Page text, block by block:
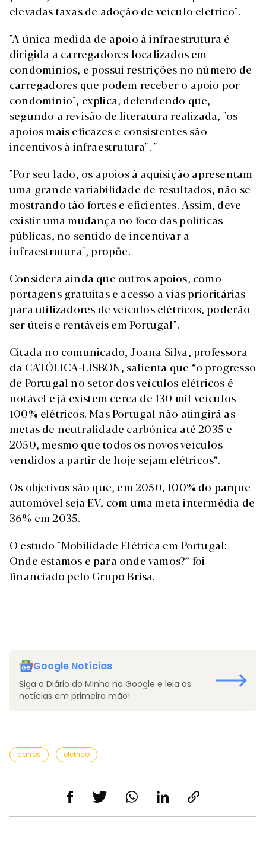
elevadas taxas de adoção de veículo elétrico".
"A única medida de apoio à infraestrutura é
dirigida a carregadores localizados em
condomínios, e possui restrições no número de
carregadores que podem receber o apoio por
condomínio", explica, defendendo que,
segundo a revisão de literatura realizada, "os
apoios mais eficazes e consistentes são
incentivos à infraestrutura". "
"Por seu lado, os apoios à aquisição apresentam
uma grande variabilidade de resultados, não se
mostrando tão fortes e eficientes. Assim, deve
existir uma mudança no foco das políticas
públicas, no sentido de incentivar a
infraestrutura", propõe.
Considera ainda que outros apoios, como
portagens gratuitas e acesso a vias prioritárias
para utilizadores de veículos elétricos, poderão
ser úteis e rentáveis em Portugal".
Citada no comunicado, Joana Silva, professora
da CATÓLICA-LISBON, salienta que “o progresso
de Portugal no setor dos veículos elétricos é
notável e já existem cerca de 130 mil veículos
100% elétricos. Mas Portugal não atingirá as
metas de neutralidade carbónica até 2035 e
2050, mesmo que todos os novos veículos
vendidos a partir de hoje sejam elétricos”.
Os objetivos são que, em 2050, 100% do parque
automóvel seja EV, com uma meta intermédia de
36% em 2035.
O estudo "Mobilidade Elétrica em Portugal:
Onde estamos e para onde vamos?” foi
financiado pelo Grupo Brisa.
Google Notícias
Siga o Diário do Minho na Google e leia as
notícias em primeira mão!
carros elétrico